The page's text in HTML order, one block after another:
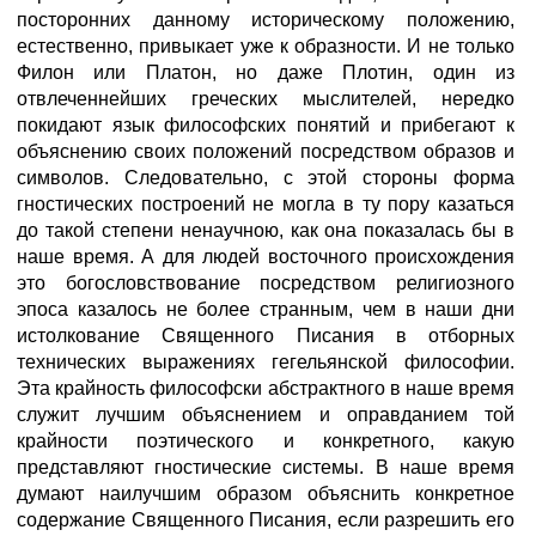
посторонних данному историческому положению,
естественно, привыкает уже к образности. И не только
Филон или Платон, но даже Плотин, один из
отвлеченнейших греческих мыслителей, нередко
покидают язык философских понятий и прибегают к
объяснению своих положений посредством образов и
символов. Следовательно, с этой стороны форма
гностических построений не могла в ту пору казаться
до такой степени ненаучною, как она показалась бы в
наше время. А для людей восточного происхождения
это богословствование посредством религиозного
эпоса казалось не более странным, чем в наши дни
истолкование Священного Писания в отборных
технических выражениях гегельянской философии.
Эта крайность философски абстрактного в наше время
служит лучшим объяснением и оправданием той
крайности поэтического и конкретного, какую
представляют гностические системы. В наше время
думают наилучшим образом объяснить конкретное
содержание Священного Писания, если разрешить его